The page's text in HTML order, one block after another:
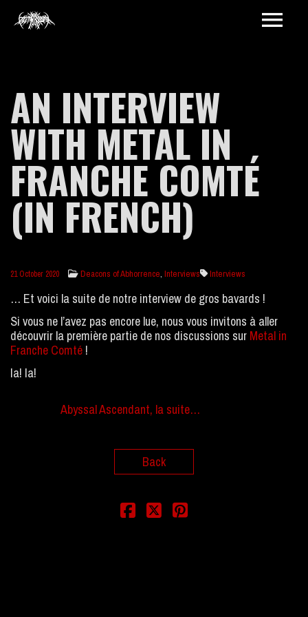
AN INTERVIEW
WITH METAL IN
FRANCHE COMTÉ
(IN FRENCH)
21 October 2020 Deacons of Abhorrence, Interviews Interviews
… Et voici la suite de notre interview de gros bavards !
Si vous ne l’avez pas encore lue, nous vous invitons à aller
découvrir la première partie de nos discussions sur Metal in
Franche Comté !
Ia! Ia!
Abyssal Ascendant, la suite…
Back